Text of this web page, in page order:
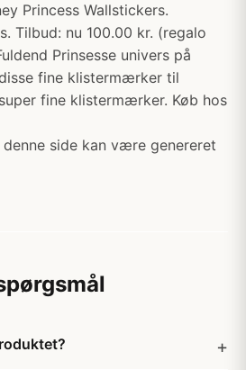
Princess Wallstickers.
Tilbud: nu 100.00 kr. (regalo
Prinsesse univers på
fine klistermærker til
fine klistermærker. Køb hos
side kan være genereret